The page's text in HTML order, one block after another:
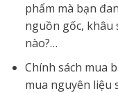
phẩm mà bạn
nguồn gốc, khâu
nào?…
Chính sách mua
mua nguyên liệu